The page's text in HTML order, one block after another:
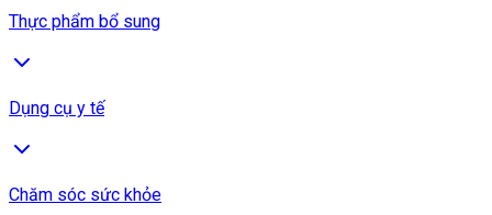
Thực phẩm bổ sung
Dụng cụ y tế
Chăm sóc sức khỏe